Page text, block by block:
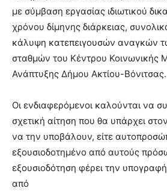
με σύμβαση εργασίας ιδιωτικού
χρόνου δίμηνης διάρκειας,
κάλυψη κατεπειγουσών αναγκών
σταθμών του Κέντρου Κοινωνικής
Ανάπτυξης Δήμου Ακτίου-Βόνιτσας.
Οι ενδιαφερόμενοι καλούνται να
σχετική αίτηση που θα υπάρχει
να την υποβάλουν, είτε
εξουσιοδοτημένο από αυτούς
εξουσιοδότηση φέρει την
από